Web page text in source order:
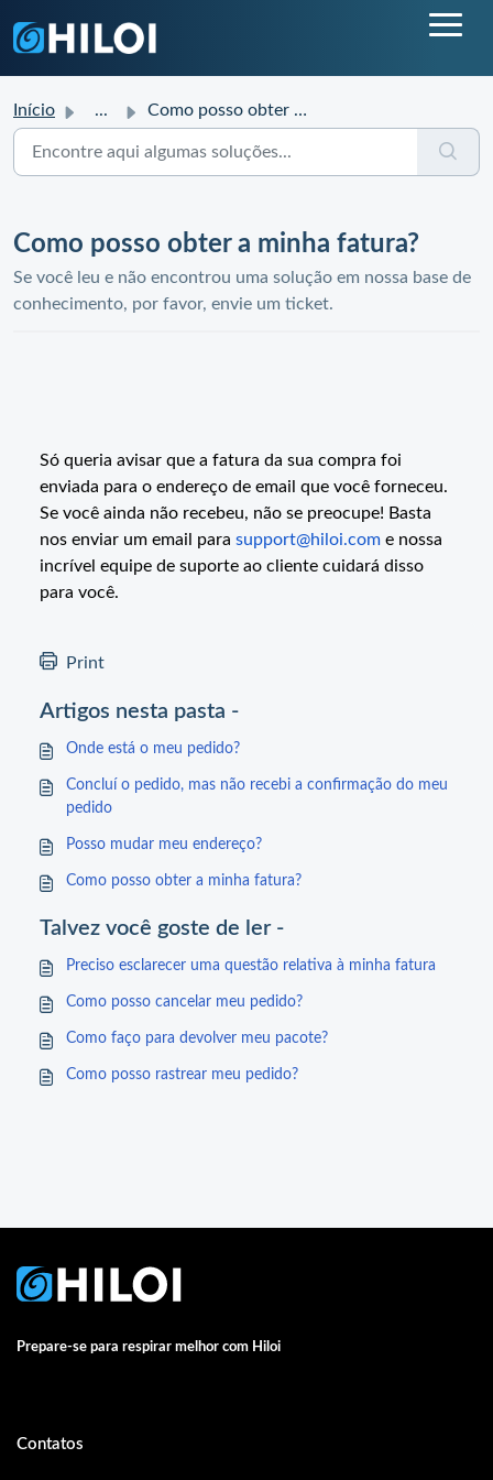
Início ... Como posso obter a minha fatura?
Como posso obter a minha fatura?
Se você leu e não encontrou uma solução em nossa base de
conhecimento, por favor, envie um ticket.
Só queria avisar que a fatura da sua compra foi
enviada para o endereço de email que você forneceu.
Se você ainda não recebeu, não se preocupe! Basta
nos enviar um email para support@hiloi.com e nossa
incrível equipe de suporte ao cliente cuidará disso
para você.
Print
Artigos nesta pasta -
Onde está o meu pedido?
Concluí o pedido, mas não recebi a confirmação do meu
pedido
Posso mudar meu endereço?
Como posso obter a minha fatura?
Talvez você goste de ler -
Preciso esclarecer uma questão relativa à minha fatura
Como posso cancelar meu pedido?
Como faço para devolver meu pacote?
Como posso rastrear meu pedido?
Prepare-se para respirar melhor com Hiloi
Contatos